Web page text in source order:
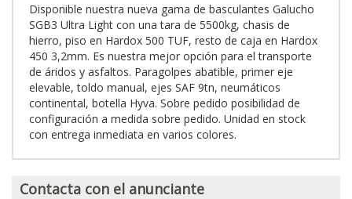
Disponible nuestra nueva gama de basculantes Galucho
SGB3 Ultra Light con una tara de 5500kg, chasis de
hierro, piso en Hardox 500 TUF, resto de caja en Hardox
450 3,2mm. Es nuestra mejor opción para el transporte
de áridos y asfaltos. Paragolpes abatible, primer eje
elevable, toldo manual, ejes SAF 9tn, neumáticos
continental, botella Hyva. Sobre pedido posibilidad de
configuración a medida sobre pedido. Unidad en stock
con entrega inmediata en varios colores.
Contacta con el anunciante